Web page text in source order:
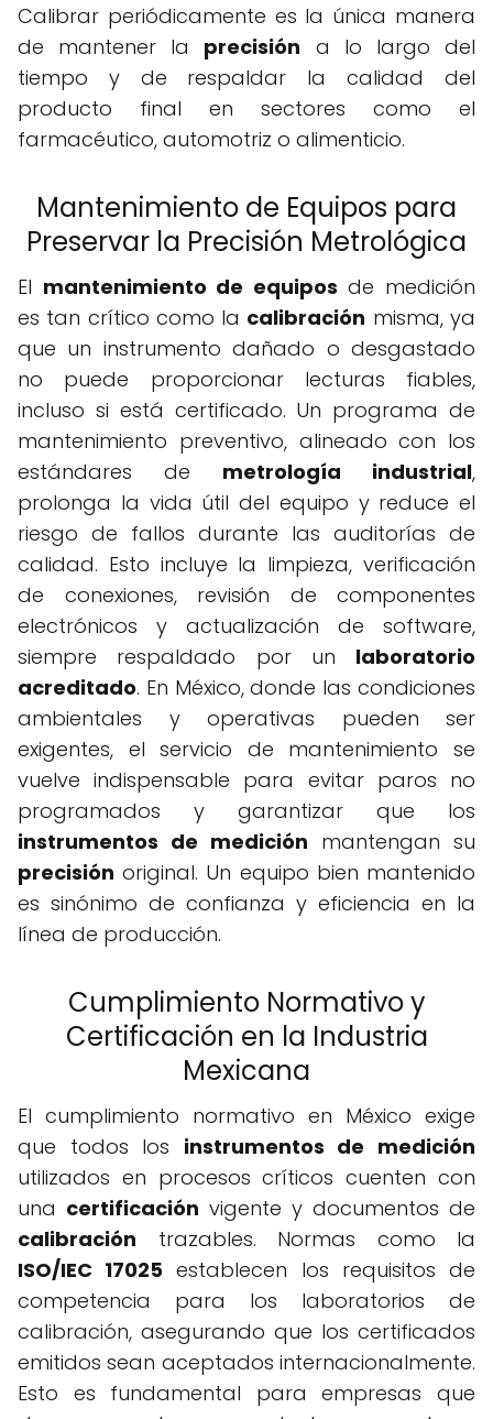
Calibrar periódicamente es la única manera
de mantener la precisión a lo largo del
tiempo y de respaldar la calidad del
producto final en sectores como el
farmacéutico, automotriz o alimenticio.
Mantenimiento de Equipos para
Preservar la Precisión Metrológica
El mantenimiento de equipos de medición
es tan crítico como la calibración misma, ya
que un instrumento dañado o desgastado
no puede proporcionar lecturas fiables,
incluso si está certificado. Un programa de
mantenimiento preventivo, alineado con los
estándares de metrología industrial,
prolonga la vida útil del equipo y reduce el
riesgo de fallos durante las auditorías de
calidad. Esto incluye la limpieza, verificación
de conexiones, revisión de componentes
electrónicos y actualización de software,
siempre respaldado por un laboratorio
acreditado. En México, donde las condiciones
ambientales y operativas pueden ser
exigentes, el servicio de mantenimiento se
vuelve indispensable para evitar paros no
programados y garantizar que los
instrumentos de medición mantengan su
precisión original. Un equipo bien mantenido
es sinónimo de confianza y eficiencia en la
línea de producción.
Cumplimiento Normativo y
Certificación en la Industria
Mexicana
El cumplimiento normativo en México exige
que todos los instrumentos de medición
utilizados en procesos críticos cuenten con
una certificación vigente y documentos de
calibración trazables. Normas como la
ISO/IEC 17025 establecen los requisitos de
competencia para los laboratorios de
calibración, asegurando que los certificados
emitidos sean aceptados internacionalmente.
Esto es fundamental para empresas que